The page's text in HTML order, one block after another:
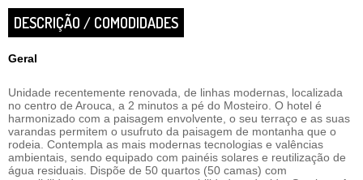
DESCRIÇÃO / COMODIDADES
Geral
Unidade recentemente renovada, de linhas modernas, localizada
no centro de Arouca, a 2 minutos a pé do Mosteiro. O hotel é
harmonizado com a paisagem envolvente, o seu terraço e as suas
varandas permitem o usufruto da paisagem de montanha que o
rodeia. Contempla as mais modernas tecnologias e valências
ambientais, sendo equipado com painéis solares e reutilização de
água residuais. Dispõe de 50 quartos (50 camas) com